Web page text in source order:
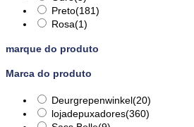
Preto(181)
Rosa(1)
marque do produto
Marca do produto
Deurgrepenwinkel(20)
lojadepuxadores(360)